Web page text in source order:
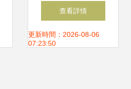
如何評估價格的合
理性？
查看詳情
更新時間：2026-08-06
07:23:50